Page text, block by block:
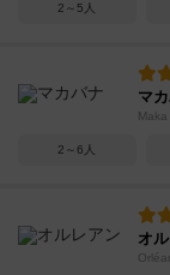
2～5人
マ
2～6人
オ